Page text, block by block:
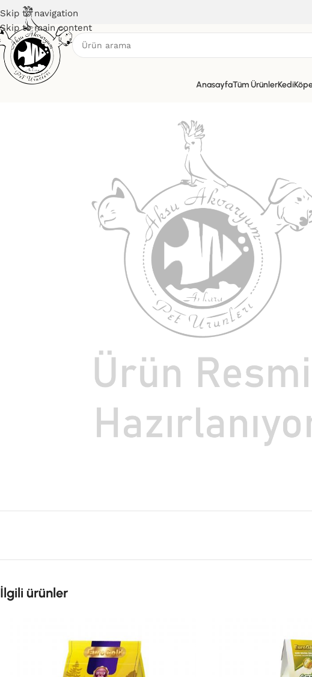
Skip to navigation
Skip to main content
AnasayfaTüm ÜrünlerKedi
İlgili ürünler